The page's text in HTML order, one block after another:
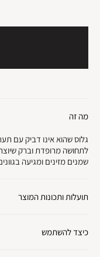
מה זה
גלוס שהוא אינו דביק עם
לתחושה מרופדת וברק
שמנים מזינים ומגיעה
תועלות ותכונות המוצר
כיצד להשתמש